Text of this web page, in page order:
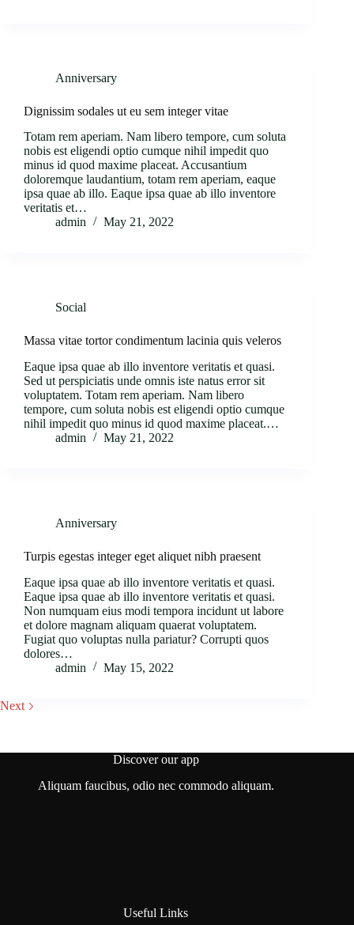
Anniversary
Dignissim sodales ut eu sem integer vitae
Totam rem aperiam. Nam libero tempore, cum soluta
nobis est eligendi optio cumque nihil impedit quo
minus id quod maxime placeat. Accusantium
doloremque laudantium, totam rem aperiam, eaque
ipsa quae ab illo. Eaque ipsa quae ab illo inventore
veritatis et…
admin
May 21, 2022
Social
Massa vitae tortor condimentum lacinia quis veleros
Eaque ipsa quae ab illo inventore veritatis et quasi.
Sed ut perspiciatis unde omnis iste natus error sit
voluptatem. Totam rem aperiam. Nam libero
tempore, cum soluta nobis est eligendi optio cumque
nihil impedit quo minus id quod maxime placeat.…
admin
May 21, 2022
Anniversary
Turpis egestas integer eget aliquet nibh praesent
Eaque ipsa quae ab illo inventore veritatis et quasi.
Eaque ipsa quae ab illo inventore veritatis et quasi.
Non numquam eius modi tempora incidunt ut labore
et dolore magnam aliquam quaerat voluptatem.
Fugiat quo voluptas nulla pariatur? Corrupti quos
dolores…
admin
May 15, 2022
Next
Discover our app
Aliquam faucibus, odio nec commodo aliquam.
Useful Links